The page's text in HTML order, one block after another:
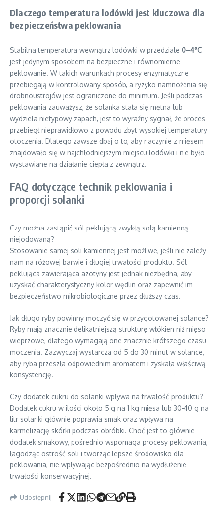
Dlaczego temperatura lodówki jest kluczowa dla
bezpieczeństwa peklowania
Stabilna temperatura wewnątrz lodówki w przedziale 0–4°C
jest jedynym sposobem na bezpieczne i równomierne
peklowanie. W takich warunkach procesy enzymatyczne
przebiegają w kontrolowany sposób, a ryzyko namnożenia się
drobnoustrojów jest ograniczone do minimum. Jeśli podczas
peklowania zauważysz, że solanka stała się mętna lub
wydziela nietypowy zapach, jest to wyraźny sygnał, że proces
przebiegł nieprawidłowo z powodu zbyt wysokiej temperatury
otoczenia. Dlatego zawsze dbaj o to, aby naczynie z mięsem
znajdowało się w najchłodniejszym miejscu lodówki i nie było
wystawiane na działanie ciepła z zewnątrz.
FAQ dotyczące technik peklowania i
proporcji solanki
Czy można zastąpić sól peklującą zwykłą solą kamienną
niejodowaną?
Stosowanie samej soli kamiennej jest możliwe, jeśli nie zależy
nam na różowej barwie i długiej trwałości produktu. Sól
peklująca zawierająca azotyny jest jednak niezbędna, aby
uzyskać charakterystyczny kolor wędlin oraz zapewnić im
bezpieczeństwo mikrobiologiczne przez dłuższy czas.
Jak długo ryby powinny moczyć się w przygotowanej solance?
Ryby mają znacznie delikatniejszą strukturę włókien niż mięso
wieprzowe, dlatego wymagają one znacznie krótszego czasu
moczenia. Zazwyczaj wystarcza od 5 do 30 minut w solance,
aby ryba przeszła odpowiednim aromatem i zyskała właściwą
konsystencję.
Czy dodatek cukru do solanki wpływa na trwałość produktu?
Dodatek cukru w ilości około 5 g na 1 kg mięsa lub 30-40 g na
litr solanki głównie poprawia smak oraz wpływa na
karmelizację skórki podczas obróbki. Choć jest to głównie
dodatek smakowy, pośrednio wspomaga procesy peklowania,
łagodząc ostrość soli i tworząc lepsze środowisko dla
peklowania, nie wpływając bezpośrednio na wydłużenie
trwałości konserwacyjnej.
Udostępnij